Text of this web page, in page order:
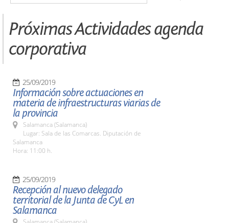
Próximas Actividades agenda
corporativa
25/09/2019
Información sobre actuaciones en
materia de infraestructuras viarias de
la provincia
Salamanca (Salamanca)
Lugar: Sala de las Comarcas. Diputación de
Salamanca
Hora: 11:00 h.
25/09/2019
Recepción al nuevo delegado
territorial de la Junta de CyL en
Salamanca